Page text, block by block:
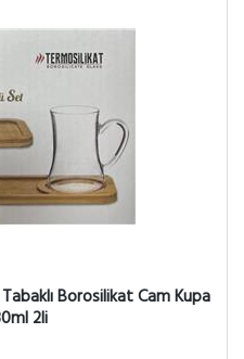
Borosilikat Cam Kupa
2li